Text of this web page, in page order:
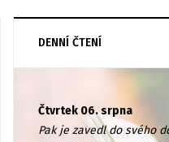
DENNÍ ČTENÍ
Čtvrtek 06. srpna
Pak je zavedl do svého